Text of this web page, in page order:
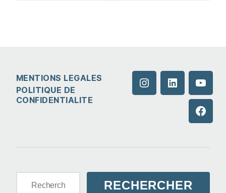
MENTIONS LEGALES
POLITIQUE DE
CONFIDENTIALITE
InstagramLinkedIn